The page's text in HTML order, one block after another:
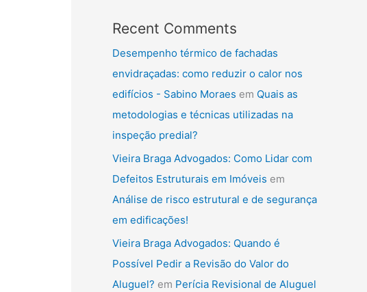
Recent Comments
Desempenho térmico de fachadas
envidraçadas: como reduzir o calor nos
edifícios - Sabino Moraes em Quais as
metodologias e técnicas utilizadas na
inspeção predial?
Vieira Braga Advogados: Como Lidar com
Defeitos Estruturais em Imóveis em
Análise de risco estrutural e de segurança
em edificações!
Vieira Braga Advogados: Quando é
Possível Pedir a Revisão do Valor do
Aluguel? em Perícia Revisional de Aluguel